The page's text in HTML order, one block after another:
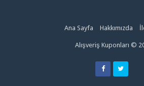
Ana Sayfa Hakkımızda
Alışveriş Kuponları ©